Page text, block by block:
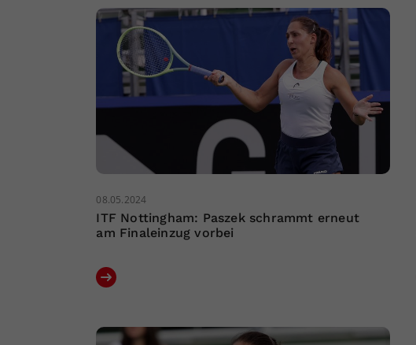
08.05.2024
ITF Nottingham: Paszek schrammt erneut
am Finaleinzug vorbei